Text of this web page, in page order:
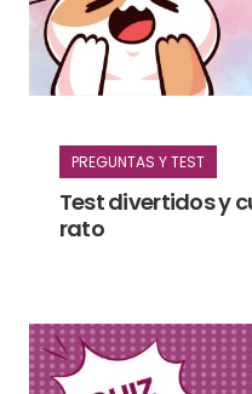
PREGUNTAS Y TEST
Test divertidos y
rato